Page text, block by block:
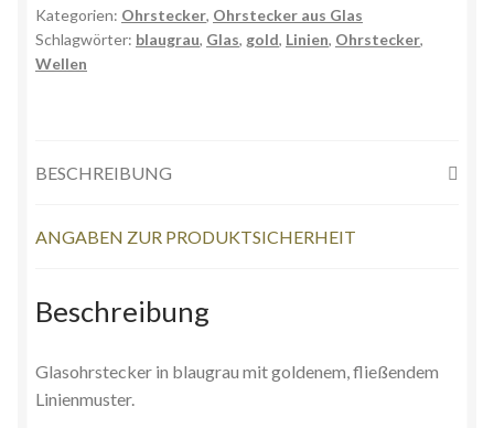
Kategorien: Ohrstecker, Ohrstecker aus Glas
Schlagwörter: blaugrau, Glas, gold, Linien, Ohrstecker,
Wellen
BESCHREIBUNG
ANGABEN ZUR PRODUKTSICHERHEIT
Beschreibung
Glasohrstecker in blaugrau mit goldenem, fließendem
Linienmuster.